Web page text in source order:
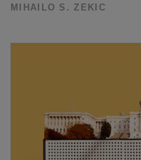
MIHAILO S. ZEKIC